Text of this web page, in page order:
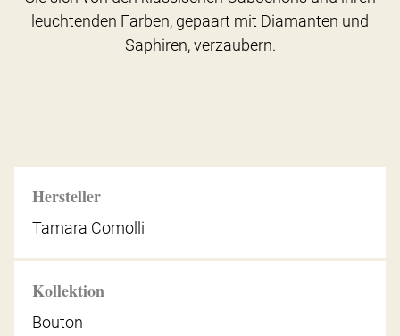
Hersteller
Tamara Comolli
Kollektion
Bouton
leuchtenden Farben, gepaart mit Diamanten und
Saphiren, verzaubern.